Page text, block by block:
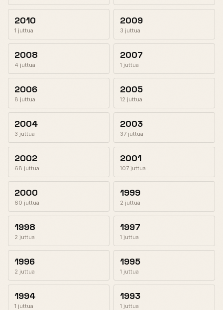
2010
1 juttua
2009
3 juttua
2008
4 juttua
2007
1 juttua
2006
8 juttua
2005
12 juttua
2004
3 juttua
2003
37 juttua
2002
68 juttua
2001
107 juttua
2000
60 juttua
1999
2 juttua
1998
2 juttua
1997
1 juttua
1996
2 juttua
1995
1 juttua
1994
1 juttua
1993
1 juttua